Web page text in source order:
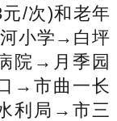
/次)和老年
小学→白坪
院→月季园
→市曲一长
利局→市三